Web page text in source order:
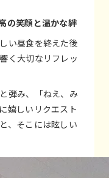
の笑顔と温かな絆
い昼食を終えた後
く大切なリフレッ
弾み、「ねえ、み
嬉しいリクエスト
、そこには眩しい